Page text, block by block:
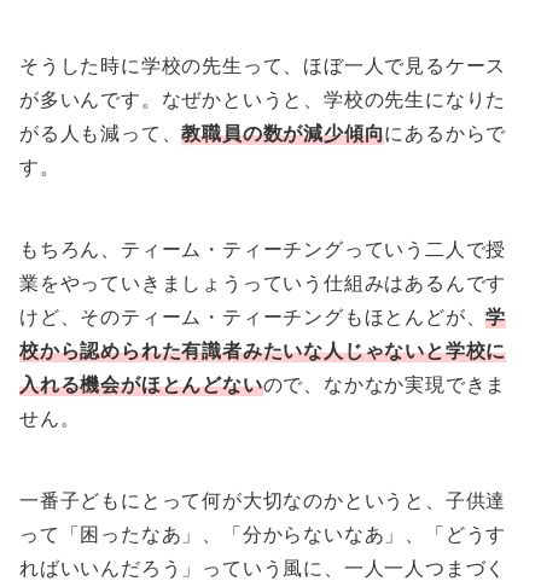
そうした時に学校の先生って、ほぼ一人で見るケース
が多いんです。なぜかというと、学校の先生になりた
がる人も減って、教職員の数が減少傾向にあるからで
す。
もちろん、ティーム・ティーチングっていう二人で授
業をやっていきましょうっていう仕組みはあるんです
けど、そのティーム・ティーチングもほとんどが、学
校から認められた有識者みたいな人じゃないと学校に
入れる機会がほとんどないので、なかなか実現できま
せん。
一番子どもにとって何が大切なのかというと、子供達
って「困ったなあ」、「分からないなあ」、「どうす
ればいいんだろう」っていう風に、一人一人つまづく